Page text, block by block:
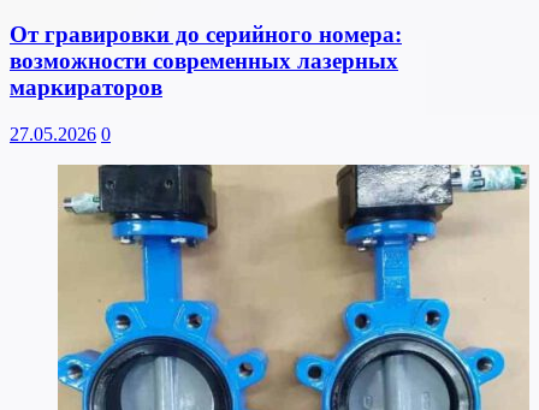
От гравировки до серийного номера:
возможности современных лазерных
маркираторов
27.05.2026 0